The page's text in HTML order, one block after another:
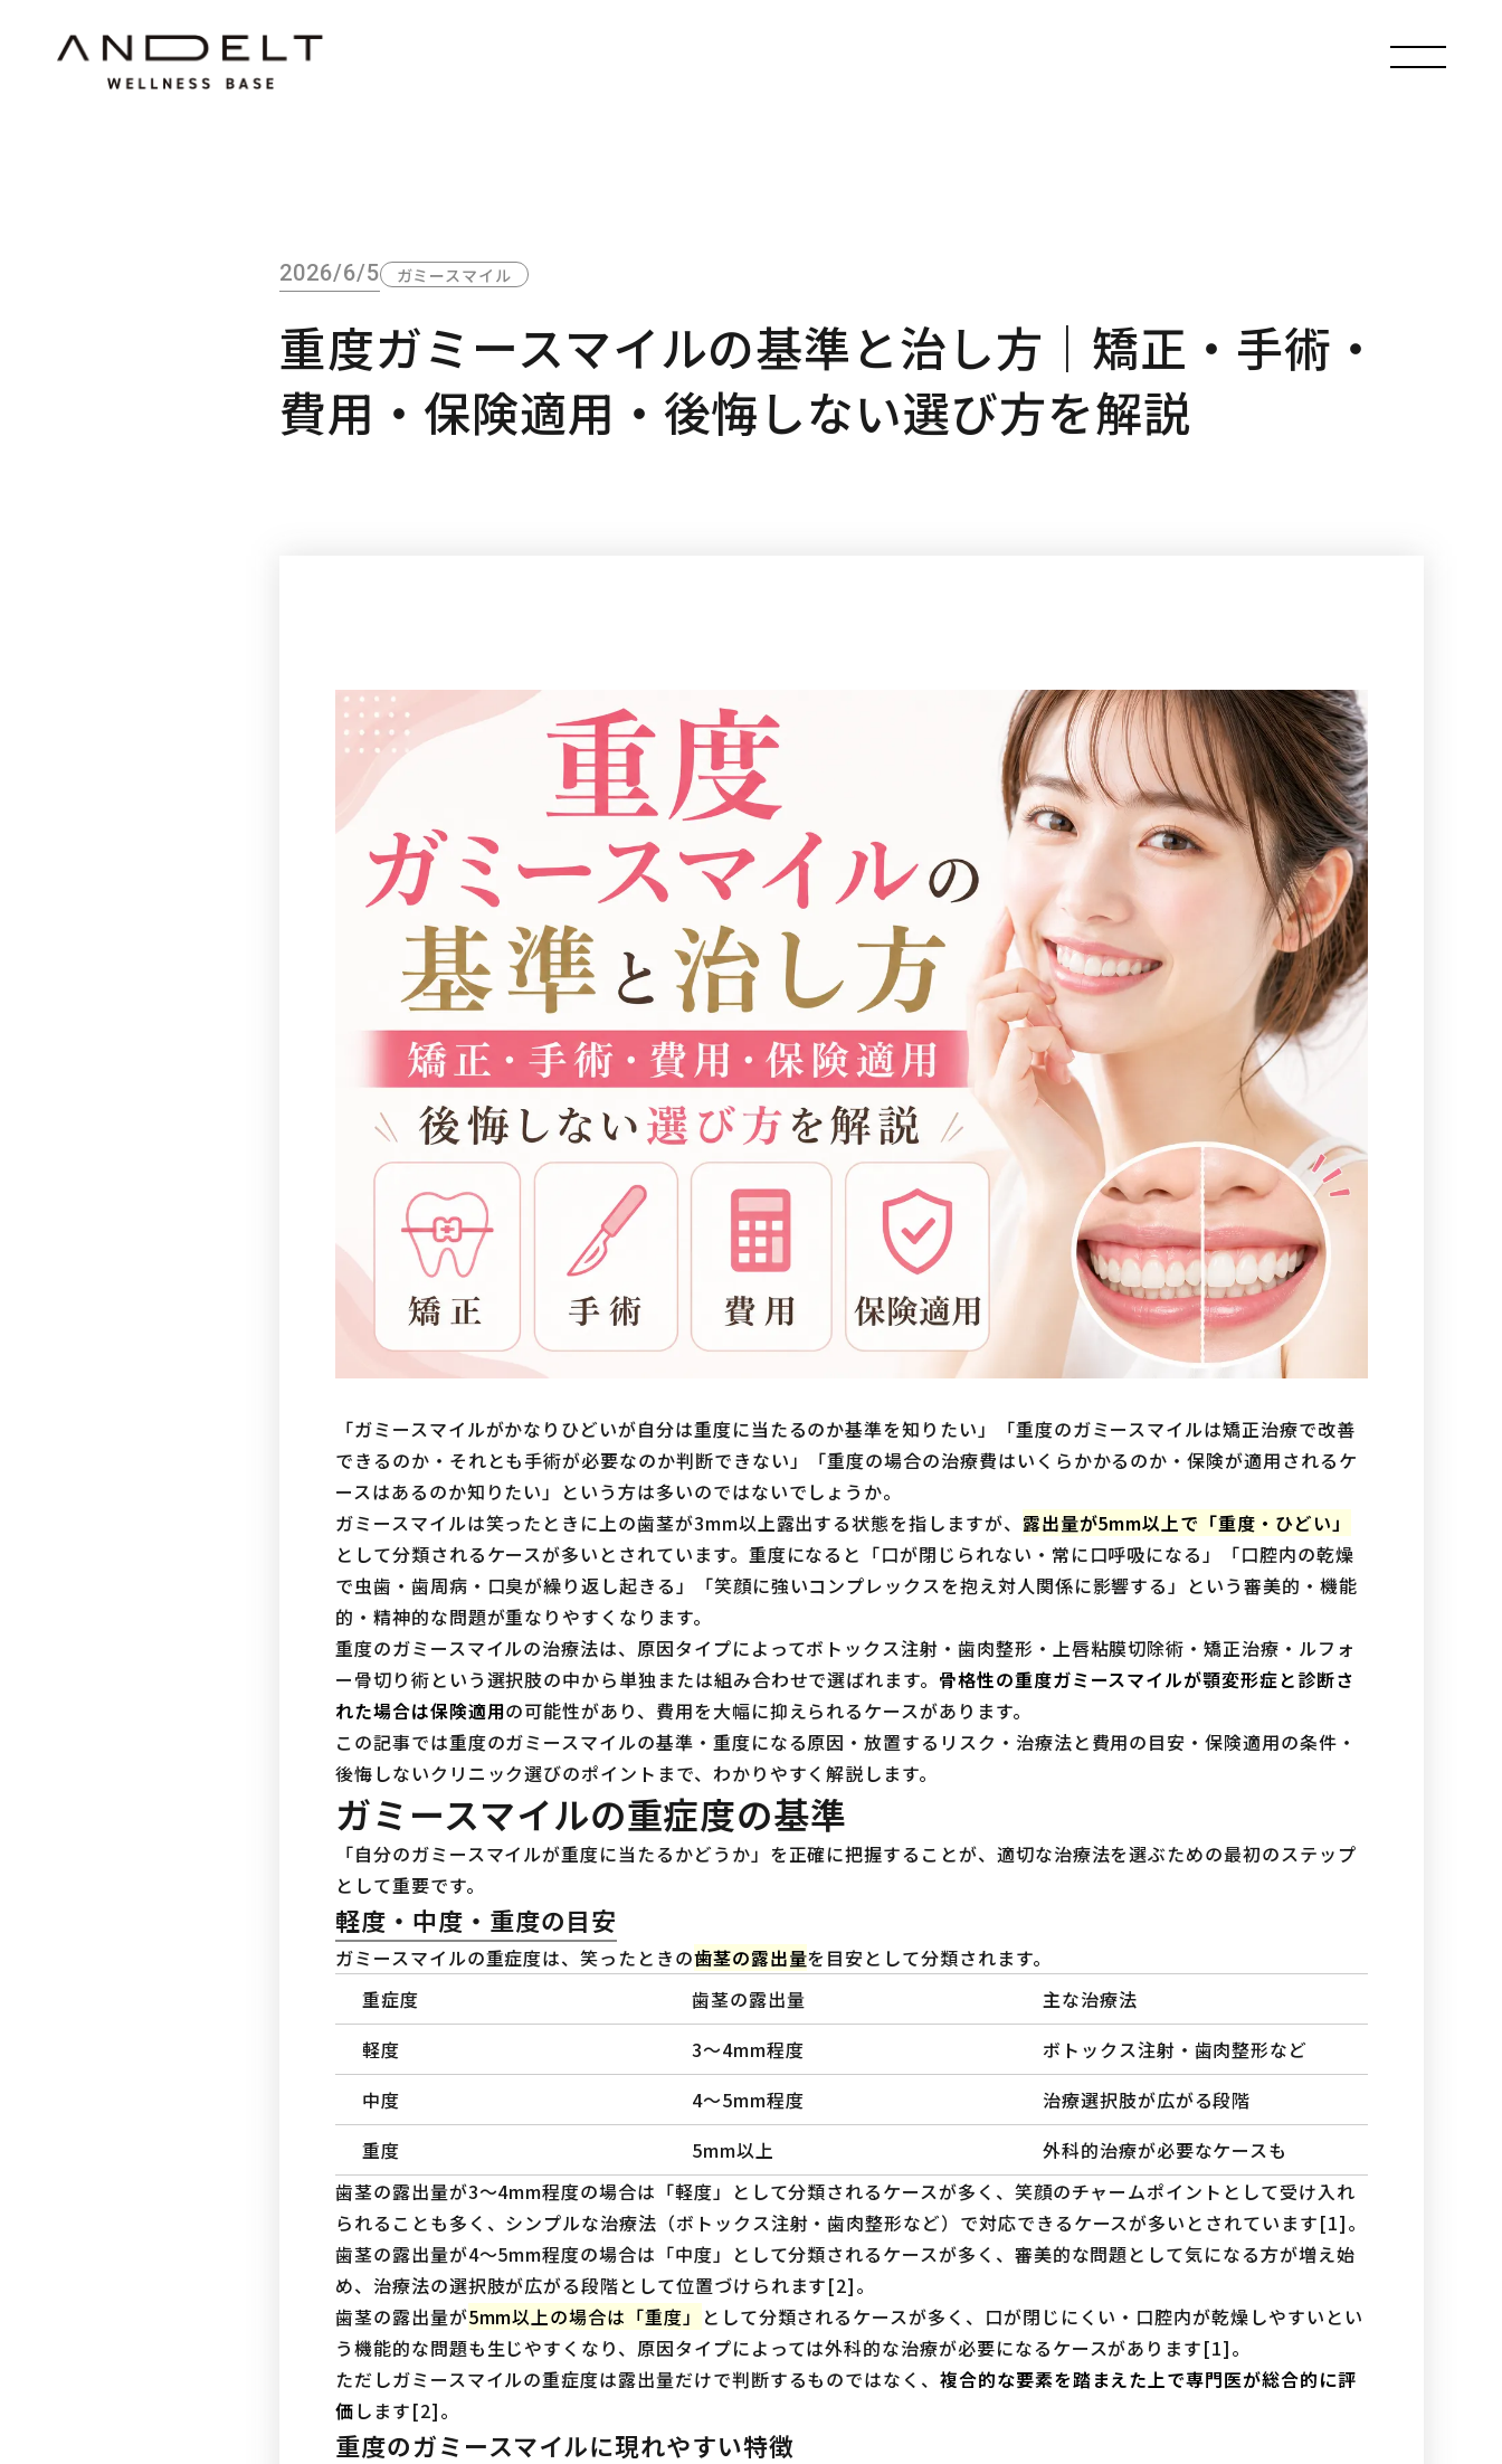
2026/6/5 ガミースマイル
重度ガミースマイルの基準と治し方｜矯正・手術・
費用・保険適用・後悔しない選び方を解説
「ガミースマイルがかなりひどいが自分は重度に当たるのか基準を知りたい」「重度のガミースマイルは矯正治療で改善
できるのか・それとも手術が必要なのか判断できない」「重度の場合の治療費はいくらかかるのか・保険が適用されるケ
ースはあるのか知りたい」という方は多いのではないでしょうか。
ガミースマイルは笑ったときに上の歯茎が3mm以上露出する状態を指しますが、 露出量が5mm以上で「重度・ひどい」
として分類されるケースが多いとされています。重度になると「口が閉じられない・常に口呼吸になる」「口腔内の乾燥
で虫歯・歯周病・口臭が繰り返し起きる」「笑顔に強いコンプレックスを抱え対人関係に影響する」という審美的・機能
的・精神的な問題が重なりやすくなります。
重度のガミースマイルの治療法は、原因タイプによってボトックス注射・歯肉整形・上唇粘膜切除術・矯正治療・ルフォ
ー骨切り術という選択肢の中から単独または組み合わせで選ばれます。 骨格性の重度ガミースマイルが顎変形症と診断さ
れた場合は保険適用の可能性があり、費用を大幅に抑えられるケースがあります。
この記事では重度のガミースマイルの基準・重度になる原因・放置するリスク・治療法と費用の目安・保険適用の条件・
後悔しないクリニック選びのポイントまで、わかりやすく解説します。
ガミースマイルの重症度の基準
「自分のガミースマイルが重度に当たるかどうか」を正確に把握することが、適切な治療法を選ぶための最初のステップ
として重要です。
軽度・中度・重度の目安
ガミースマイルの重症度は、笑ったときの歯茎の露出量を目安として分類されます。
重症度
歯茎の露出量
主な治療法
軽度
3〜4mm程度
ボトックス注射・歯肉整形など
中度
4〜5mm程度
治療選択肢が広がる段階
重度
5mm以上
外科的治療が必要なケースも
歯茎の露出量が3〜4mm程度の場合は「軽度」として分類されるケースが多く、笑顔のチャームポイントとして受け入れ
られることも多く、シンプルな治療法（ボトックス注射・歯肉整形など）で対応できるケースが多いとされています[1]。
歯茎の露出量が4〜5mm程度の場合は「中度」として分類されるケースが多く、審美的な問題として気になる方が増え始
め、治療法の選択肢が広がる段階として位置づけられます[2]。
歯茎の露出量が5mm以上の場合は「重度」 として分類されるケースが多く、口が閉じにくい・口腔内が乾燥しやすいとい
う機能的な問題も生じやすくなり、原因タイプによっては外科的な治療が必要になるケースがあります[1]。
ただしガミースマイルの重症度は露出量だけで判断するものではなく、 複合的な要素を踏まえた上で専門医が総合的に評
価 します[2]。
重度のガミースマイルに現れやすい特徴